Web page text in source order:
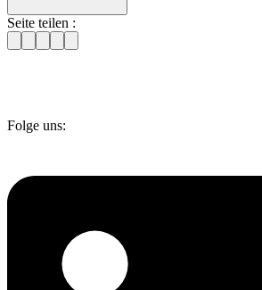
Seite teilen :
Folge uns: